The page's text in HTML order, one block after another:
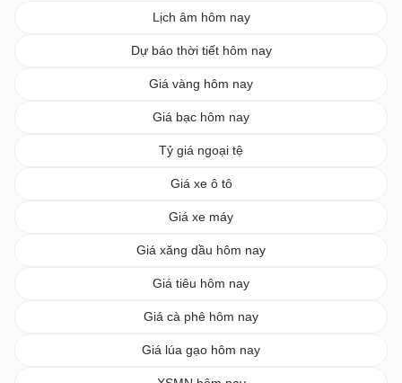
Lịch âm hôm nay
Dự báo thời tiết hôm nay
Giá vàng hôm nay
Giá bạc hôm nay
Tỷ giá ngoại tệ
Giá xe ô tô
Giá xe máy
Giá xăng dầu hôm nay
Giá tiêu hôm nay
Giá cà phê hôm nay
Giá lúa gạo hôm nay